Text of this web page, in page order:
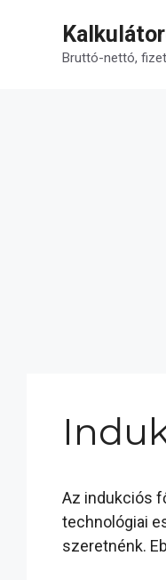
tartalombaBruttó-nettó,
Az indukciós
technológiai
szeretnénk.